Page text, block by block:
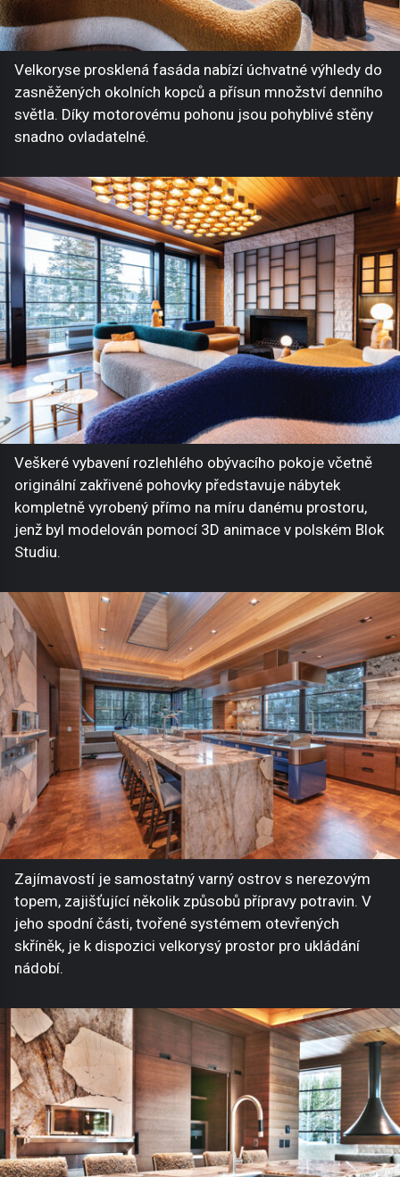
Velkoryse prosklená fasáda nabízí úchvatné výhledy do
zasněžených okolních kopců a přísun množství denního
světla. Díky motorovému pohonu jsou pohyblivé stěny
snadno ovladatelné.
Veškeré vybavení rozlehlého obývacího pokoje včetně
originální zakřivené pohovky představuje nábytek
kompletně vyrobený přímo na míru danému prostoru,
jenž byl modelován pomocí 3D animace v polském Blok
Studiu.
Zajímavostí je samostatný varný ostrov s nerezovým
topem, zajišťující několik způsobů přípravy potravin. V
jeho spodní části, tvořené systémem otevřených
skříněk, je k dispozici velkorysý prostor pro ukládání
nádobí.